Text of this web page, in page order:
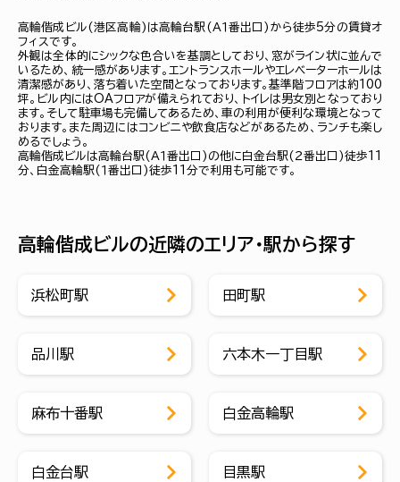
高輪偕成ビル(港区高輪)は高輪台駅(Ａ１番出口)から徒歩5分の賃貸オ
フィスです。
外観は全体的にシックな色合いを基調としており、窓がライン状に並んで
いるため、統一感があります。エントランスホールやエレベーターホールは
清潔感があり、落ち着いた空間となっております。基準階フロアは約100
坪。ビル内にはOAフロアが備えられており、トイレは男女別となっており
ます。そして駐車場も完備してあるため、車の利用が便利な環境となって
おります。また周辺にはコンビニや飲食店などがあるため、ランチも楽し
めるでしょう。
高輪偕成ビルは高輪台駅(Ａ１番出口)の他に白金台駅(２番出口)徒歩11
分、白金高輪駅(１番出口)徒歩11分で利用も可能です。
高輪偕成ビルの近隣のエリア・駅から探す
浜松町駅 田町駅
品川駅 六本木一丁目駅
麻布十番駅 白金高輪駅
白金台駅 目黒駅